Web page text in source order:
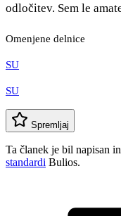
odločitev. Sem le
Omenjene delnice
SU
SU
Spremljaj
Ta članek je bil napisan
standardi Bulios.